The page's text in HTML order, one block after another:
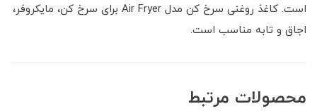
است. کاغذ روغنی سرخ کن مدل Air Fryer برای سرخ کن، مایکروفر،
اجاق و تابه مناسب است.
محصولات مرتبط